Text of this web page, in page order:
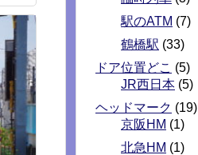
駅のATM (7)
鶴橋駅 (33)
ドア位置どこ (5)
JR西日本 (5)
ヘッドマーク (19)
京阪HM (1)
北急HM (1)